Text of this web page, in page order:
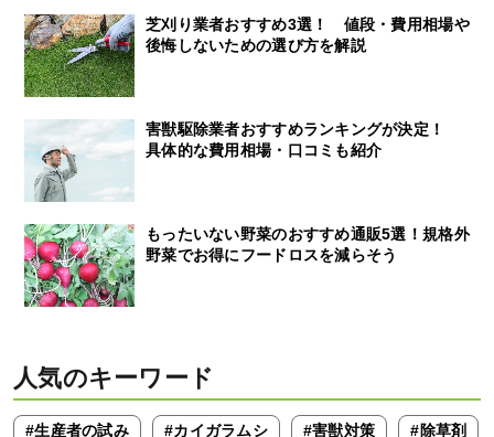
芝刈り業者おすすめ3選！ 値段・費用相場や
後悔しないための選び方を解説
害獣駆除業者おすすめランキングが決定！
具体的な費用相場・口コミも紹介
もったいない野菜のおすすめ通販5選！規格外
野菜でお得にフードロスを減らそう
人気のキーワード
#生産者の試み #カイガラムシ #害獣対策 #除草剤